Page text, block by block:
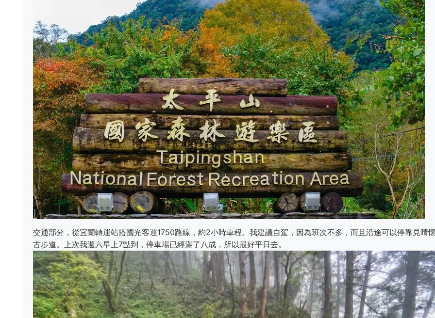
交通部分，從宜蘭轉運站搭國光客運1750路線，約2小時車程。我建議自駕，因為班次不多，而且沿途可以停靠見晴
古步道。上次我週六早上7點到，停車場已經滿了八成，所以最好平日去。